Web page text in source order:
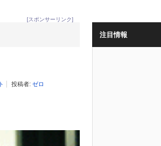
[スポンサーリンク]
投稿者: ゼロ
注目情報